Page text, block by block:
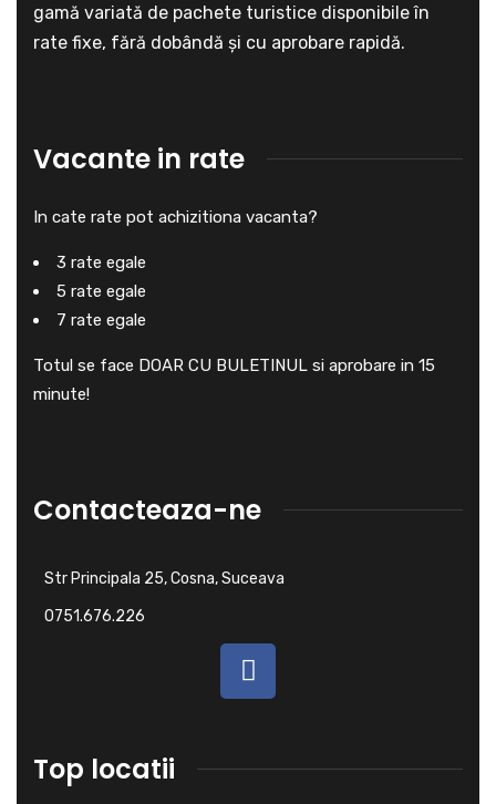
gamă variată de pachete turistice disponibile în
rate fixe, fără dobândă și cu aprobare rapidă.
Vacante in rate
In cate rate pot achizitiona vacanta?
3 rate egale
5 rate egale
7 rate egale
Totul se face DOAR CU BULETINUL si aprobare in 15
minute!
Contacteaza-ne
Str Principala 25, Cosna, Suceava
0751.676.226 ​
Top locatii